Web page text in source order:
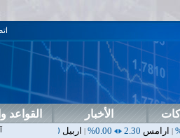
الأخبار القواعد
|اربيل 0.00